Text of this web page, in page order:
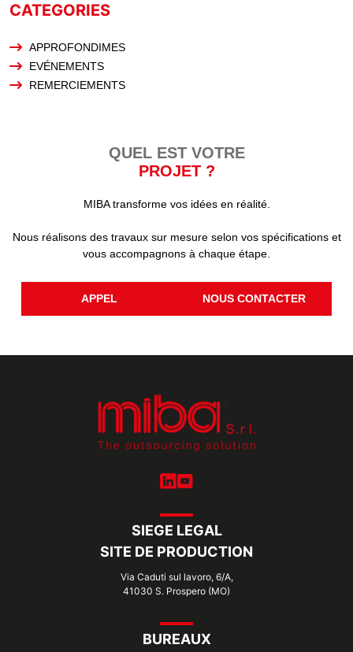
CATEGORIES
APPROFONDIMES
EVÉNEMENTS
REMERCIEMENTS
QUEL EST VOTRE
PROJET ?
MIBA transforme vos idées en réalité.
Nous réalisons des travaux sur mesure selon vos spécifications et
vous accompagnons à chaque étape.
APPEL NOUS CONTACTER
SIEGE LEGAL
SITE DE PRODUCTION
Via Caduti sul lavoro, 6/A,
41030 S. Prospero (MO)
BUREAUX